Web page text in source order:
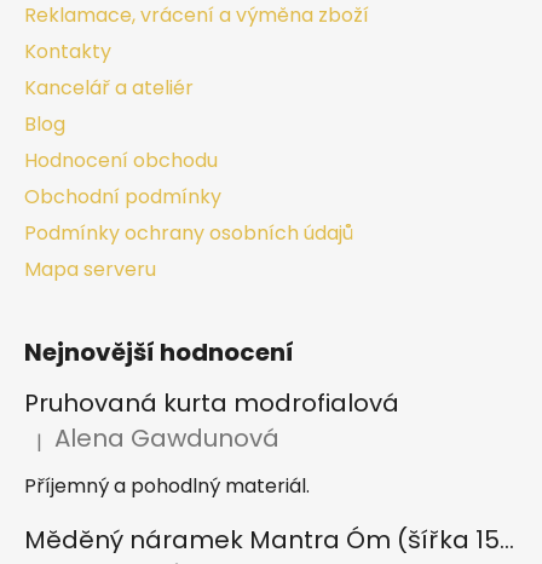
Reklamace, vrácení a výměna zboží
Kontakty
Kancelář a ateliér
Blog
Hodnocení obchodu
Obchodní podmínky
Podmínky ochrany osobních údajů
Mapa serveru
Nejnovější hodnocení
Pruhovaná kurta modrofialová
Hodnocení produktu je 5 z 5 hvězdiček.
| Alena Gawdunová
Příjemný a pohodlný materiál.
Měděný náramek Mantra Óm (šířka 15 mm)